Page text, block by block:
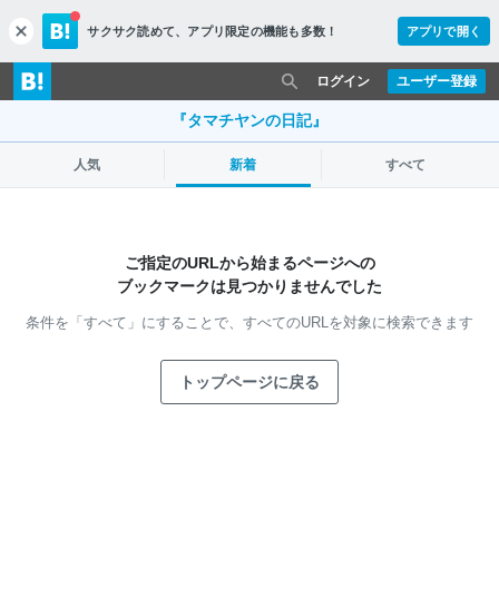
c
l
o
s
サクサク読めて、 アプリ限定の機能も多数！ アプリで開く
ユーザー登録
ログイン
『タマチヤンの日記』
人気 新着 すべて
ご指定のURLから始まるページへの
ブックマークは見つかりませんでした
条件を「すべて」にすることで、 すべてのURLを対象に検索できます
トップページに戻る